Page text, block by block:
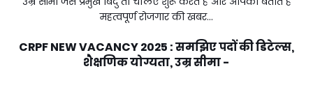
महत्वपूर्ण रोजगार की खबर...
CRPF NEW VACANCY 2025 : समझिए पदों की डिटेल्स,
शैक्षणिक योग्यता, उम्र सीमा -